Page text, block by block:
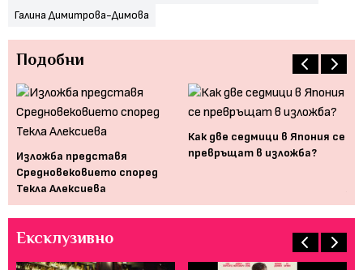
Галина Димитрова-Димова
Подобни
Изложба представя
Средновековието според
Текла Алексиева
Как две седмици в Япония се
превръщат в изложба?
Ексклузивно